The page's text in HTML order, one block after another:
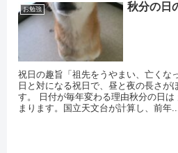
お勉強 秋分の日
祝日の趣旨「祖先をうやまい、亡くな
日と対になる祝日で、昼と夜の長さが
す。 日付が毎年変わる理由秋分の日
まります。国立天文台が計算し、前年...